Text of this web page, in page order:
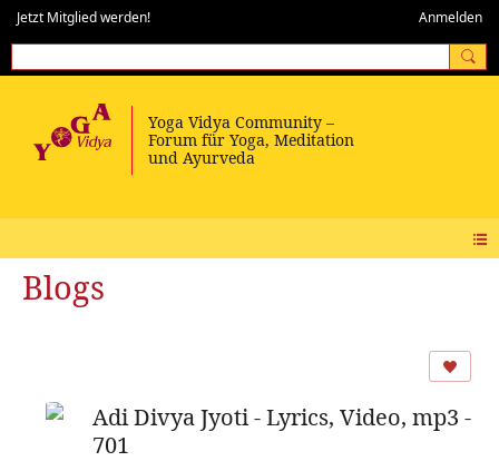
Jetzt Mitglied werden! Anmelden
Blogs
Adi Divya Jyoti - Lyrics, Video, mp3 -
701